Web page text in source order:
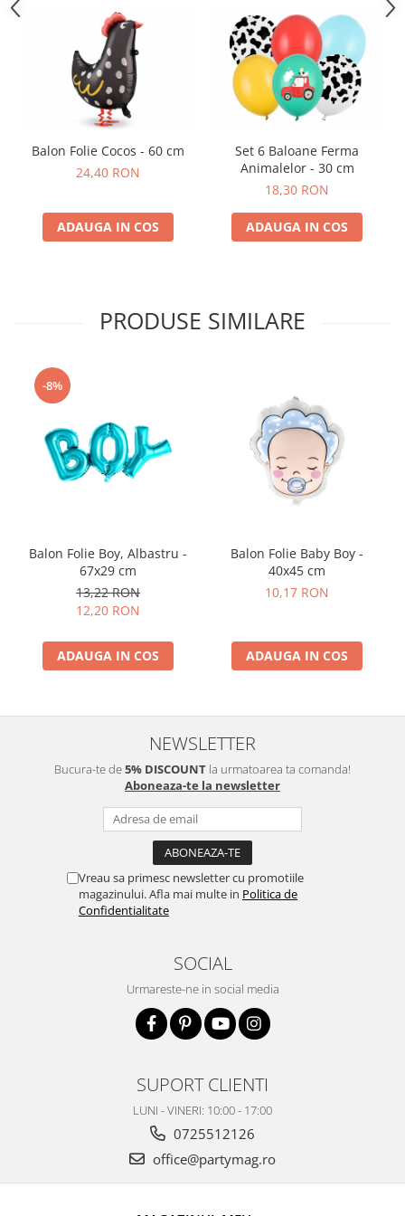
Nunta
Petrecere 1 An
Petrecerea Burlacitelor
Petreceri Aniversare
Valentine's Day
Balon Folie Cocos - 60 cm
24,40 RON
ADAUGA IN COS
Set 6 Baloane Ferma
Animalelor - 30 cm
18,30 RON
ADAUGA IN COS
PRODUSE SIMILARE
-8%
Balon Folie Boy, Albastru -
67x29 cm
13,22 RON
12,20 RON
ADAUGA IN COS
Balon Folie Baby Boy -
40x45 cm
10,17 RON
ADAUGA IN COS
NEWSLETTER
Bucura-te de5% DISCOUNT la urmatoarea ta comanda!
Aboneaza-te la newsletter
Vreau sa primesc newsletter cu promotiile
magazinului. Afla mai multe in Politica de
Confidentialitate
SOCIAL
Urmareste-ne in social media
SUPORT CLIENTI
LUNI - VINERI: 10:00 - 17:00
0725512126
office@partymag.ro